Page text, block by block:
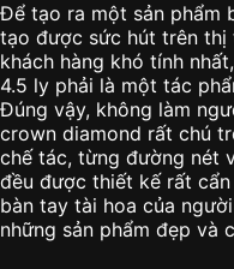
Để tạo ra một sản phẩm
tạo được sức hút trên thị
khách hàng khó tính
4.5 ly phải là một tác
Đúng vậy, không làm
crown diamond rất chú
chế tác, từng đường nét
đều được thiết kế rất
bàn tay tài hoa của
những sản phẩm đẹp và